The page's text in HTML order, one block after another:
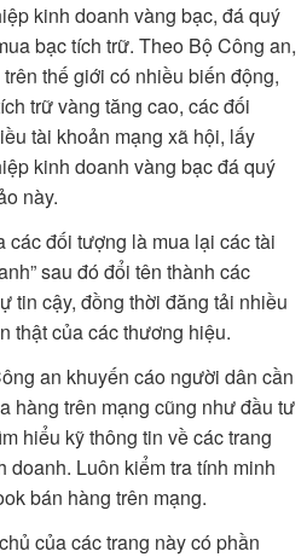
kinh doanh vàng bạc, đá quý
bạc tích trữ. Theo Bộ Công an,
thế giới có nhiều biến động,
trữ vàng tăng cao, các đối
tài khoản mạng xã hội, lấy
kinh doanh vàng bạc đá quý
này.
các đối tượng là mua lại các tài
sau đó đổi tên thành các
tin cậy, đồng thời đăng tải nhiều
thật của các thương hiệu.
an khuyến cáo người dân cần
hàng trên mạng cũng như đầu tư
hiểu kỹ thông tin về các trang
doanh. Luôn kiểm tra tính minh
bán hàng trên mạng.
của các trang này có phần